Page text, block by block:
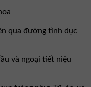
qua đường tình dục
và ngoại tiết niệu